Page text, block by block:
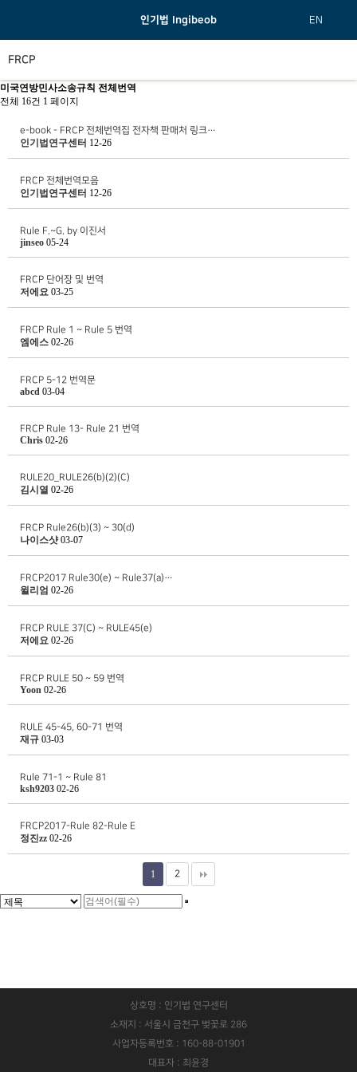
인기법 Ingibeob EN
FRCP
미국연방민사소송규칙 전체번역
전체 16건 1 페이지
e-book - FRCP 전체번역집 전자책 판매처 링크…
인기법연구센터 12-26
FRCP 전체번역모음
인기법연구센터 12-26
Rule F.~G. by 이진서
jinseo 05-24
FRCP 단어장 및 번역
저에요 03-25
FRCP Rule 1 ~ Rule 5 번역
엠에스 02-26
FRCP 5-12 번역문
abcd 03-04
FRCP Rule 13- Rule 21 번역
Chris 02-26
RULE20_RULE26(b)(2)(C)
김시열 02-26
FRCP Rule26(b)(3) ~ 30(d)
나이스샷 03-07
FRCP2017 Rule30(e) ~ Rule37(a)…
윌리엄 02-26
FRCP RULE 37(C) ~ RULE45(e)
저에요 02-26
FRCP RULE 50 ~ 59 번역
Yoon 02-26
RULE 45-45, 60-71 번역
재규 03-03
Rule 71-1 ~ Rule 81
ksh9203 02-26
FRCP2017-Rule 82-Rule E
정진zz 02-26
1 2
상호명 : 인기법 연구센터
소재지 : 서울시 금천구 벚꽃로 286
사업자등록번호 : 160-88-01901
대표자 : 최윤경